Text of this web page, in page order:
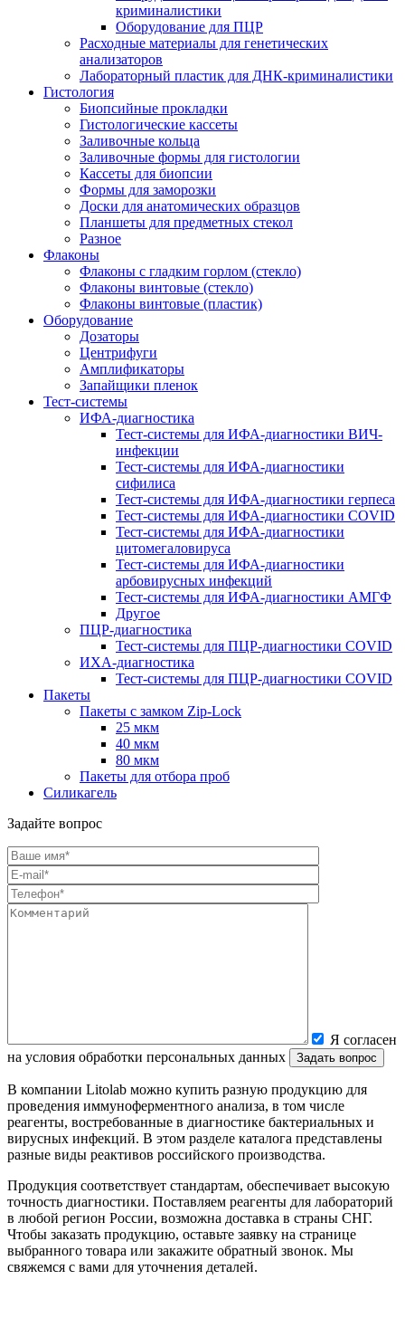
криминалистики
Оборудование для ПЦР
Расходные материалы для генетических
анализаторов
Лабораторный пластик для ДНК-криминалистики
Гистология
Биопсийные прокладки
Гистологические кассеты
Заливочные кольца
Заливочные формы для гистологии
Кассеты для биопсии
Формы для заморозки
Доски для анатомических образцов
Планшеты для предметных стекол
Разное
Флаконы
Флаконы с гладким горлом (стекло)
Флаконы винтовые (стекло)
Флаконы винтовые (пластик)
Оборудование
Дозаторы
Центрифуги
Амплификаторы
Запайщики пленок
Тест-системы
ИФА-диагностика
Тест-системы для ИФА-диагностики ВИЧ-
инфекции
Тест-системы для ИФА-диагностики
сифилиса
Тест-системы для ИФА-диагностики герпеса
Тест-системы для ИФА-диагностики COVID
Тест-системы для ИФА-диагностики
цитомегаловируса
Тест-системы для ИФА-диагностики
арбовирусных инфекций
Тест-системы для ИФА-диагностики АМГФ
Другое
ПЦР-диагностика
Тест-системы для ПЦР-диагностики COVID
ИХА-диагностика
Тест-системы для ПЦР-диагностики COVID
Пакеты
Пакеты с замком Zip-Lock
25 мкм
40 мкм
80 мкм
Пакеты для отбора проб
Силикагель
Задайте вопрос
Я согласен
на условия обработки персональных данных
В компании Litolab можно купить разную продукцию для
проведения иммуноферментного анализа, в том числе
реагенты, востребованные в диагностике бактериальных и
вирусных инфекций. В этом разделе каталога представлены
разные виды реактивов российского производства.
Продукция соответствует стандартам, обеспечивает высокую
точность диагностики. Поставляем реагенты для лабораторий
в любой регион России, возможна доставка в страны СНГ.
Чтобы заказать продукцию, оставьте заявку на странице
выбранного товара или закажите обратный звонок. Мы
свяжемся с вами для уточнения деталей.